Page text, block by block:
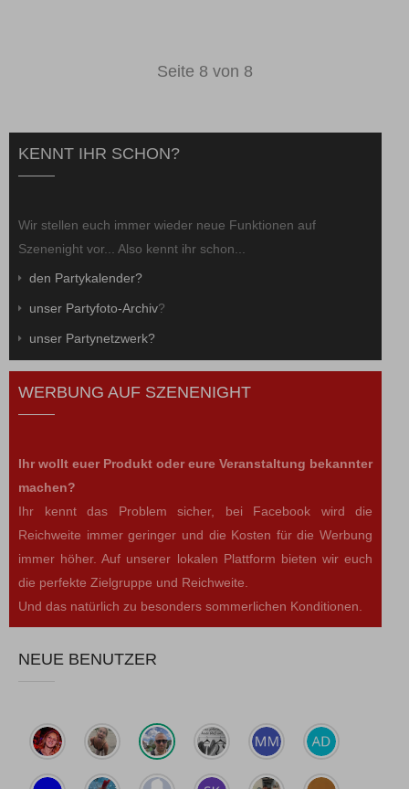
Seite 8 von 8
KENNT IHR SCHON?
Wir stellen euch immer wieder neue Funktionen auf
Szenenight vor... Also kennt ihr schon...
den Partykalender?
unser Partyfoto-Archiv?
unser Partynetzwerk?
WERBUNG AUF SZENENIGHT
Ihr wollt euer Produkt oder eure Veranstaltung bekannter
machen?
Ihr kennt das Problem sicher, bei Facebook wird die
Reichweite immer geringer und die Kosten für die Werbung
immer höher. Auf unserer lokalen Plattform bieten wir euch
die perfekte Zielgruppe und Reichweite.
Und das natürlich zu besonders sommerlichen Konditionen.
NEUE BENUTZER